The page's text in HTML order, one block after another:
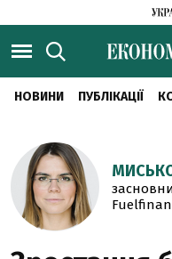
НОВИНИ ПУБЛІКАЦІЇ